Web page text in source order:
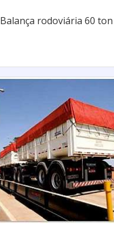
Balança rodoviária 60 ton